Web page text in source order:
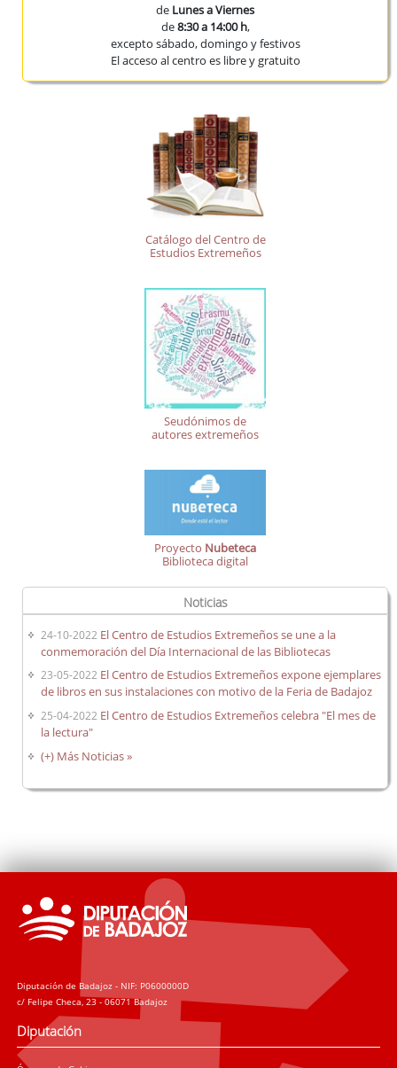
de Lunes a Viernes
de8:30 a 14:00 h,
excepto sábado, domingo y festivos
El acceso al centro es libre y gratuito
Catálogo del Centro de
Estudios Extremeños
Seudónimos de
autores extremeños
Proyecto Nubeteca
Biblioteca digital
Noticias
24-10-2022 El Centro de Estudios Extremeños se une a la
conmemoración del Día Internacional de las Bibliotecas
23-05-2022 El Centro de Estudios Extremeños expone ejemplares
de libros en sus instalaciones con motivo de la Feria de Badajoz
25-04-2022 El Centro de Estudios Extremeños celebra "El mes de
la lectura"
(+) Más Noticias »
Diputación de Badajoz - NIF: P0600000D
c/ Felipe Checa, 23 - 06071 Badajoz
Diputación